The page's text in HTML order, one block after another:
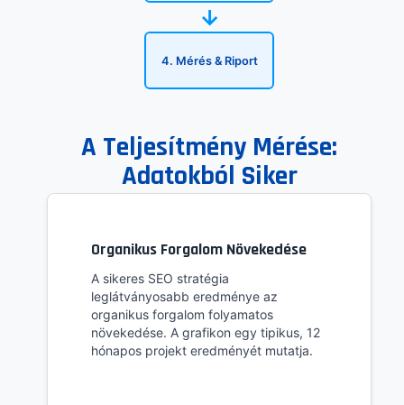
→
4. Mérés & Riport
A Teljesítmény Mérése:
Adatokból Siker
Organikus Forgalom Növekedése
A sikeres SEO stratégia
leglátványosabb eredménye az
organikus forgalom folyamatos
növekedése. A grafikon egy tipikus, 12
hónapos projekt eredményét mutatja.